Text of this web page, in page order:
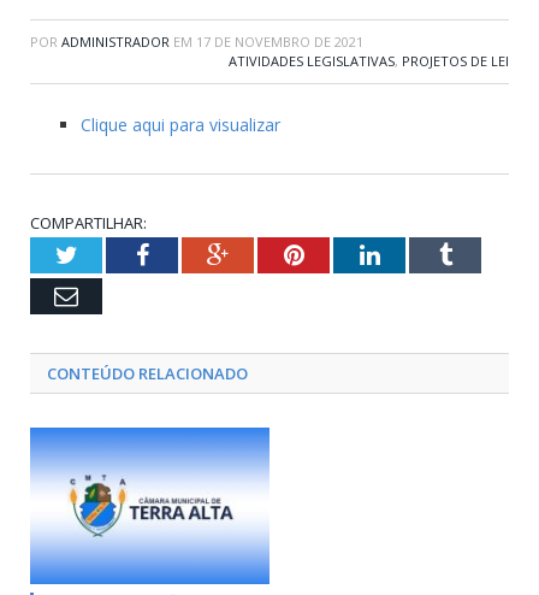
POR ADMINISTRADOR EM 17 DE NOVEMBRO DE 2021
ATIVIDADES LEGISLATIVAS, PROJETOS DE LEI
Clique aqui para visualizar
COMPARTILHAR:
TwitterFacebookGoogle+PinterestLinkedInTumblr
Email
CONTEÚDO RELACIONADO